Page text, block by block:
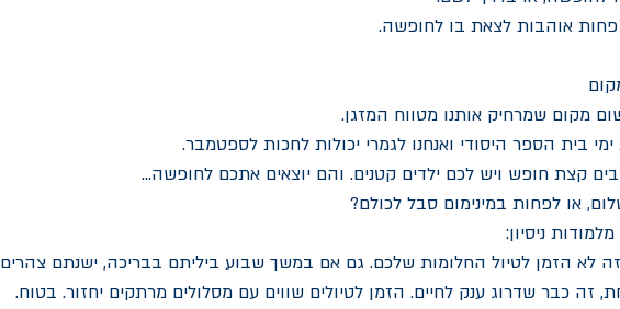
פחות אוהבות לצאת בו לחופשה.
מקום שמרחיק אותנו מטווח המזגן.
בית הספר היסודי ואנחנו לגמרי יכולות לחכות לספטמבר.
קצת חופש ויש לכם ילדים קטנים. והם יוצאים אתכם לחופשה...
או לפחות במינימום סבל לכולם?
לא הזמן לטיול החלומות שלכם. גם אם במשך שבוע ביליתם בבריכה, ישנתם צהרים
זה כבר שדרוג ענק לחיים. הזמן לטיולים שווים עם מסלולים מרתקים יחזור. בטוח.